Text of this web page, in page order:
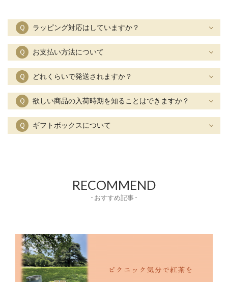
Ｑ ラッピング対応はしていますか？
Ｑ お支払い方法について
Ｑ どれくらいで発送されますか？
Ｑ 欲しい商品の入荷時期を知ることはできますか？
Ｑ ギフトボックスについて
RECOMMEND
- おすすめ記事 -